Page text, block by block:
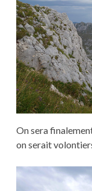
On sera
on serait